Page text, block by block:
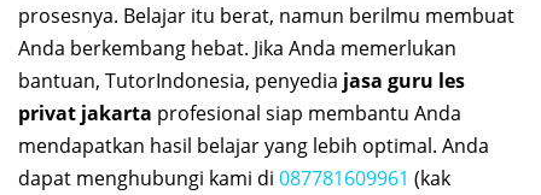
prosesnya. Belajar itu berat, namun berilmu membuat
Anda berkembang hebat. Jika Anda memerlukan
bantuan, TutorIndonesia, penyedia jasa guru les
privat jakarta profesional siap membantu Anda
mendapatkan hasil belajar yang lebih optimal. Anda
dapat menghubungi kami di 087781609961 (kak